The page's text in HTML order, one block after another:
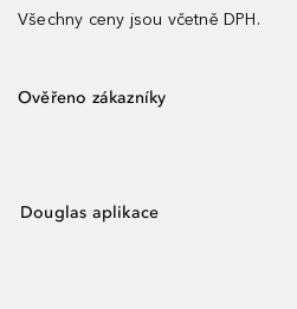
Všechny ceny jsou včetně DPH.
Ověřeno zákazníky
Douglas aplikace